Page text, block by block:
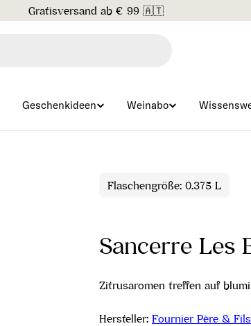
Gratisversand ab € 99 🇦🇹
Geschenkideen Weinabo
Flaschengröße: 0.375 L
Sancerre Les
Zitrusaromen treffen auf
Hersteller: Fournier Père & Fils